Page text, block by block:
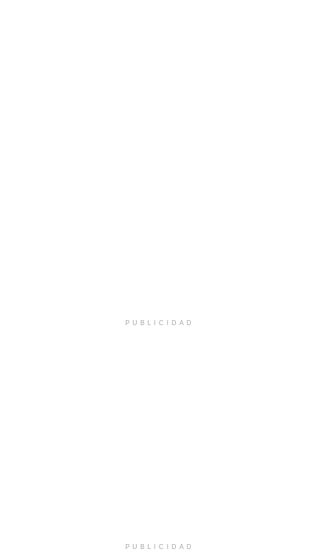
PUBLICIDAD
PUBLICIDAD